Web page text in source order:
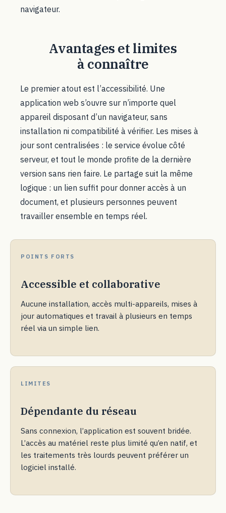
navigateur.
Avantages et limites
à connaître
Le premier atout est l’accessibilité. Une
application web s’ouvre sur n’importe quel
appareil disposant d’un navigateur, sans
installation ni compatibilité à vérifier. Les mises à
jour sont centralisées : le service évolue côté
serveur, et tout le monde profite de la dernière
version sans rien faire. Le partage suit la même
logique : un lien suffit pour donner accès à un
document, et plusieurs personnes peuvent
travailler ensemble en temps réel.
POINTS FORTS
Accessible et collaborative
Aucune installation, accès multi-appareils, mises à
jour automatiques et travail à plusieurs en temps
réel via un simple lien.
LIMITES
Dépendante du réseau
Sans connexion, l’application est souvent bridée.
L’accès au matériel reste plus limité qu’en natif, et
les traitements très lourds peuvent préférer un
logiciel installé.